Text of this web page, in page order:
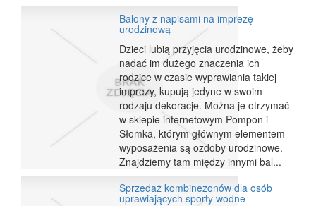
Balony z napisami na imprezę
urodzinową
Dzieci lubią przyjęcia urodzinowe, żeby
nadać im dużego znaczenia ich
rodzice w czasie wyprawiania takiej
imprezy, kupują jedyne w swoim
rodzaju dekoracje. Można je otrzymać
w sklepie internetowym Pompon i
Słomka, którym głównym elementem
wyposażenia są ozdoby urodzinowe.
Znajdziemy tam między innymi bal...
Sprzedaż kombinezonów dla osób
uprawiających sporty wodne